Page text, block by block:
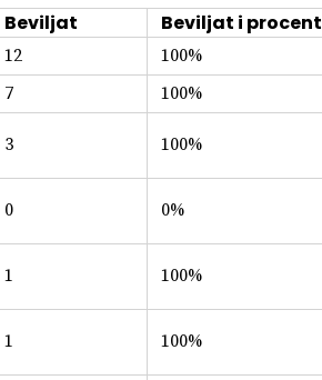
Beviljat Beviljat i procent
12
100%
7
100%
3 100%
0 0%
1 100%
1 100%